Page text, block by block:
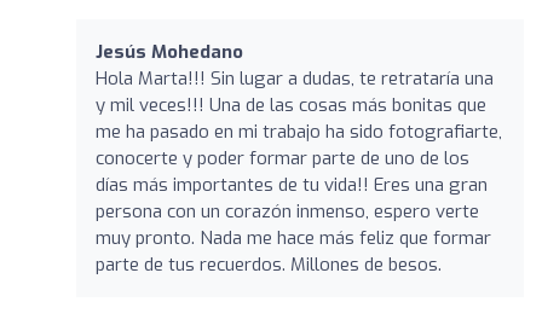
Jesús Mohedano
Hola Marta!!! Sin lugar a dudas, te retrataría una
y mil veces!!! Una de las cosas más bonitas que
me ha pasado en mi trabajo ha sido fotografiarte,
conocerte y poder formar parte de uno de los
días más importantes de tu vida!! Eres una gran
persona con un corazón inmenso, espero verte
muy pronto. Nada me hace más feliz que formar
parte de tus recuerdos. Millones de besos.